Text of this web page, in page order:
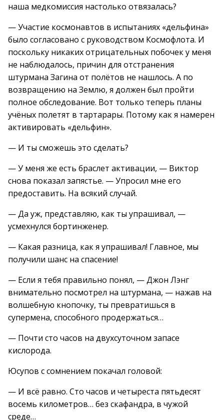
наша медкомиссия настолько отвязалась?
— Участие космонавтов в испытаниях «дельфина»
было согласовано с руководством Космофлота. И
поскольку никаких отрицательных побочек у меня
не наблюдалось, причин для отстранения
штурмана Загина от полётов не нашлось. А по
возвращению на Землю, я должен был пройти
полное обследование. Вот только теперь планы
учёных полетят в тартарары. Потому как я намерен
активировать «дельфин».
— И ты сможешь это сделать?
— У меня же есть браслет активации, — Виктор
снова показал запястье. — Упросил мне его
предоставить. На всякий случай.
— Да уж, представляю, как ты упрашивал, —
усмехнулся бортинженер.
— Какая разница, как я упрашивал! Главное, мы
получили шанс на спасение!
— Если я тебя правильно понял, — Джон Лэнг
внимательно посмотрел на штурмана, — нажав на
волшебную кнопочку, ты превратишься в
супермена, способного продержаться…
— Почти сто часов на двухсуточном запасе
кислорода.
Юсупов с сомнением покачал головой:
— И всё равно. Сто часов и четыреста пятьдесят
восемь километров… без скафандра, в чужой
среде…